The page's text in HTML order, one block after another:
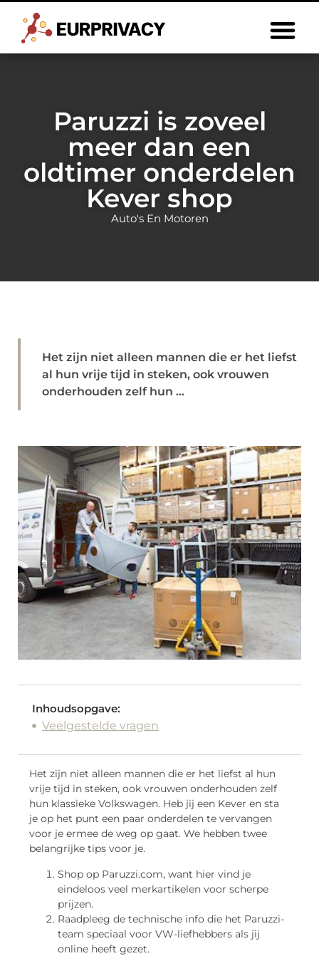
Paruzzi is zoveel
meer dan een
oldtimer onderdelen
Kever shop
Auto's En Motoren
Het zijn niet alleen mannen die er het liefst
al hun vrije tijd in steken, ook vrouwen
onderhouden zelf hun ...
Inhoudsopgave:
Veelgestelde vragen
Het zijn niet alleen mannen die er het liefst al hun
vrije tijd in steken, ook vrouwen onderhouden zelf
hun klassieke Volkswagen. Heb jij een Kever en sta
je op het punt een paar onderdelen te vervangen
voor je ermee de weg op gaat. We hebben twee
belangrijke tips voor je.
Shop op Paruzzi.com, want hier vind je
eindeloos veel merkartikelen voor scherpe
prijzen.
Raadpleeg de technische info die het Paruzzi-
team speciaal voor VW-liefhebbers als jij
online heeft gezet.